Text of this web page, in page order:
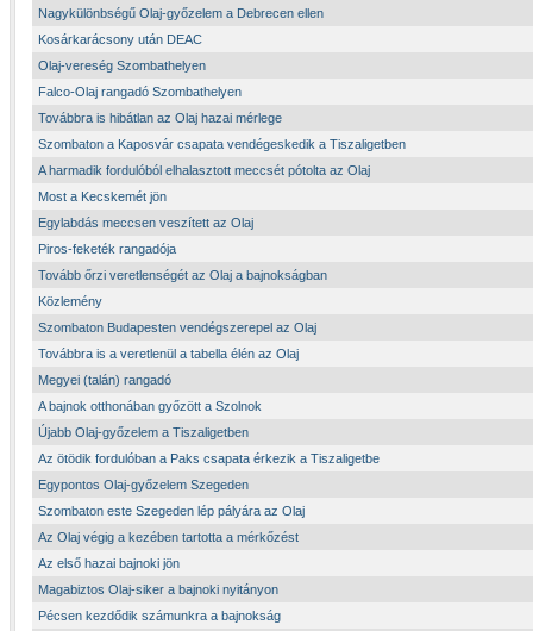
Nagykülönbségű Olaj-győzelem a Debrecen ellen
Kosárkarácsony után DEAC
Olaj-vereség Szombathelyen
Falco-Olaj rangadó Szombathelyen
Továbbra is hibátlan az Olaj hazai mérlege
Szombaton a Kaposvár csapata vendégeskedik a Tiszaligetben
A harmadik fordulóból elhalasztott meccsét pótolta az Olaj
Most a Kecskemét jön
Egylabdás meccsen veszített az Olaj
Piros-feketék rangadója
Tovább őrzi veretlenségét az Olaj a bajnokságban
Közlemény
Szombaton Budapesten vendégszerepel az Olaj
Továbbra is a veretlenül a tabella élén az Olaj
Megyei (talán) rangadó
A bajnok otthonában győzött a Szolnok
Újabb Olaj-győzelem a Tiszaligetben
Az ötödik fordulóban a Paks csapata érkezik a Tiszaligetbe
Egypontos Olaj-győzelem Szegeden
Szombaton este Szegeden lép pályára az Olaj
Az Olaj végig a kezében tartotta a mérkőzést
Az első hazai bajnoki jön
Magabiztos Olaj-siker a bajnoki nyitányon
Pécsen kezdődik számunkra a bajnokság